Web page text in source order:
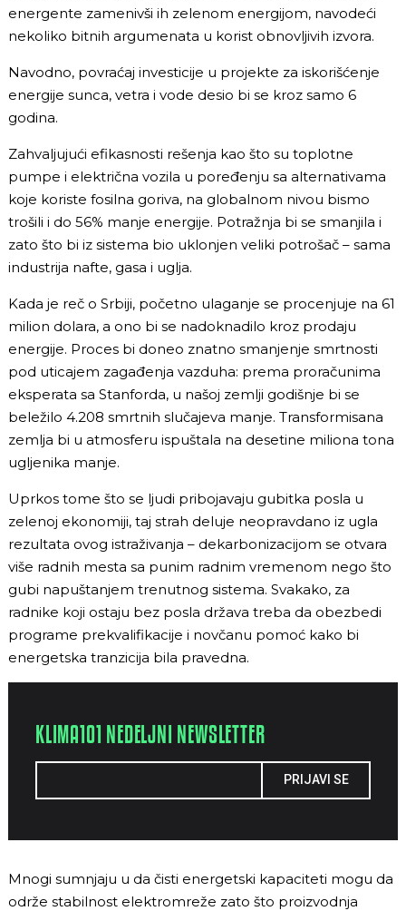
energente zamenivši ih zelenom energijom, navodeći
nekoliko bitnih argumenata u korist obnovljivih izvora.
Navodno, povraćaj investicije u projekte za iskorišćenje
energije sunca, vetra i vode desio bi se kroz samo 6
godina.
Zahvaljujući efikasnosti rešenja kao što su toplotne
pumpe i električna vozila u poređenju sa alternativama
koje koriste fosilna goriva, na globalnom nivou bismo
trošili i do 56% manje energije. Potražnja bi se smanjila i
zato što bi iz sistema bio uklonjen veliki potrošač – sama
industrija nafte, gasa i uglja.
Kada je reč o Srbiji, početno ulaganje se procenjuje na 61
milion dolara, a ono bi se nadoknadilo kroz prodaju
energije. Proces bi doneo znatno smanjenje smrtnosti
pod uticajem zagađenja vazduha: prema proračunima
eksperata sa Stanforda, u našoj zemlji godišnje bi se
beležilo 4.208 smrtnih slučajeva manje. Transformisana
zemlja bi u atmosferu ispuštala na desetine miliona tona
ugljenika manje.
Uprkos tome što se ljudi pribojavaju gubitka posla u
zelenoj ekonomiji, taj strah deluje neopravdano iz ugla
rezultata ovog istraživanja – dekarbonizacijom se otvara
više radnih mesta sa punim radnim vremenom nego što
gubi napuštanjem trenutnog sistema. Svakako, za
radnike koji ostaju bez posla država treba da obezbedi
programe prekvalifikacije i novčanu pomoć kako bi
energetska tranzicija bila pravedna.
KLIMA101 NEDELJNI NEWSLETTER
PRIJAVI SE
Mnogi sumnjaju u da čisti energetski kapaciteti mogu da
održe stabilnost elektromreže zato što proizvodnja